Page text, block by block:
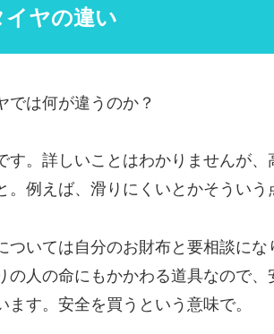
ヤの違い
では何が違うのか？
す。詳しいことはわかりませんが
例えば、滑りにくいとかそういう
いては自分のお財布と要相談にな
の人の命にもかかわる道具なので
す。安全を買うという意味で。